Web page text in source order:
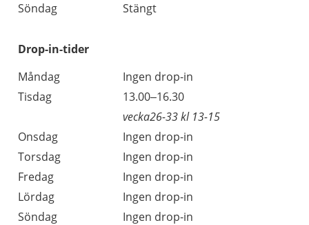
Söndag
Stängt
Drop-in-tider
Måndag
Ingen drop-in
Tisdag
13.00–16.30
vecka26-33 kl 13-15
Onsdag
Ingen drop-in
Torsdag
Ingen drop-in
Fredag
Ingen drop-in
Lördag
Ingen drop-in
Söndag
Ingen drop-in